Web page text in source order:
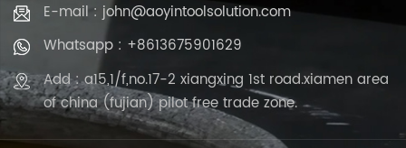
E-mail : john@aoyintoolsolution.com
Whatsapp : +8613675901629
Add : a15,1/f,no.17-2 xiangxing 1st road.xiamen area
of china (fujian) pilot free trade zone.